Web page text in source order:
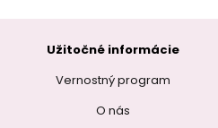
Užitočné informácie
Vernostný program
O nás